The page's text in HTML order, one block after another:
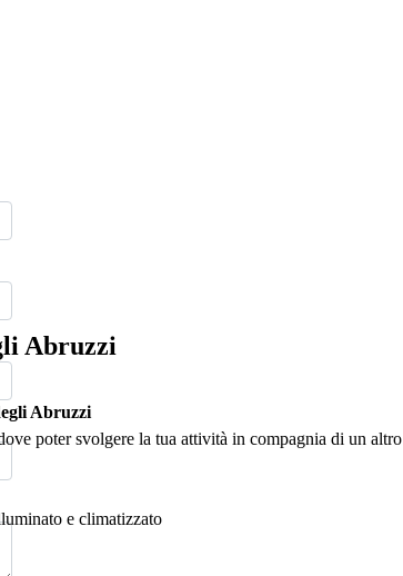
Abruzzi
Abruzzi
poter svolgere la tua attività in compagnia di un altro
e climatizzato